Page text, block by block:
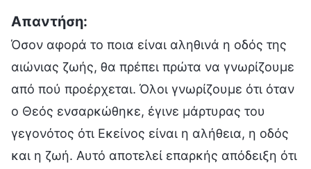
Απαντήση:
Όσον αφορά το ποια είναι αληθινά η οδός της
αιώνιας ζωής, θα πρέπει πρώτα να γνωρίζουμε
από πού προέρχεται. Όλοι γνωρίζουμε ότι όταν
ο Θεός ενσαρκώθηκε, έγινε μάρτυρας του
γεγονότος ότι Εκείνος είναι η αλήθεια, η οδός
και η ζωή. Αυτό αποτελεί επαρκής απόδειξη ότι